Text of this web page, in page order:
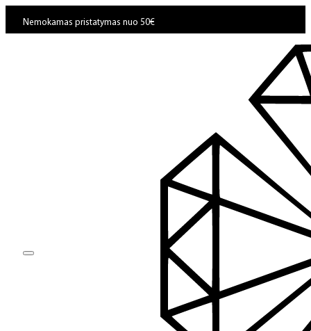
Nemokamas pristatymas nuo 50€